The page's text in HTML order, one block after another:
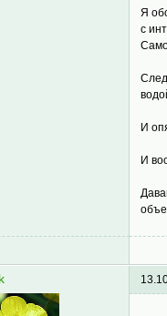
Я
с
И
И